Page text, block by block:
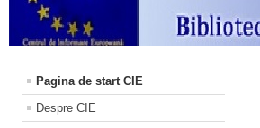
Pagina de start CIE
Despre CIE